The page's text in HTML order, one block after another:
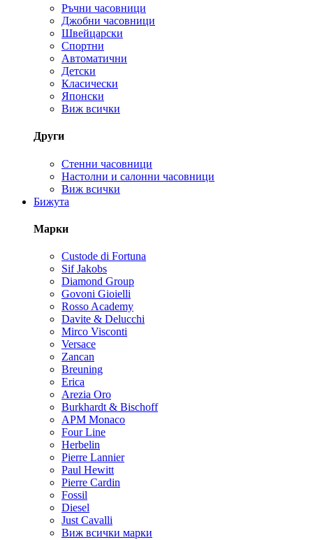
Ръчни часовници
Джобни часовници
Швейцарски
Спортни
Автоматични
Детски
Класически
Японски
Виж всички
Други
Стенни часовници
Настолни и салонни часовници
Виж всички
Бижута
Марки
Custode di Fortuna
Sif Jakobs
Diamond Group
Govoni Gioielli
Rosso Academy
Davite & Delucchi
Mirco Visconti
Versace
Zancan
Breuning
Erica
Arezia Oro
Burkhardt & Bischoff
APM Monaco
Four Line
Herbelin
Pierre Lannier
Paul Hewitt
Pierre Cardin
Fossil
Diesel
Just Cavalli
Виж всички марки